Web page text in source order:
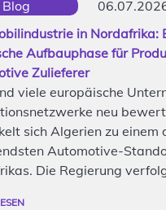
Blog
in Nordafrika:
Aufbauphase für
Zulieferer
viele europäische
neu
sich Algerien zu einem
Automotive-
Die Regierung